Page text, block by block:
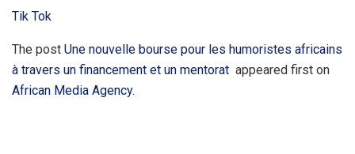
Tik Tok
The post Une nouvelle bourse pour les humoristes africains
à travers un financement et un mentorat appeared first on
African Media Agency.